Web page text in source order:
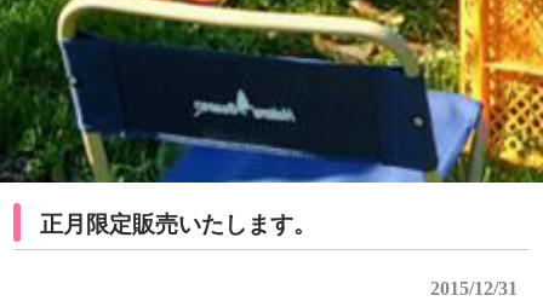
正月限定販売いたします。
2015/12/31